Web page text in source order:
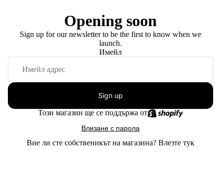
Opening soon
Sign up for our newsletter to be the first to know when we
launch.
Имейл
Sign up
Този магазин ще се поддържа от
Влизане с парола
Вие ли сте собственикът на магазина? Влезте тук